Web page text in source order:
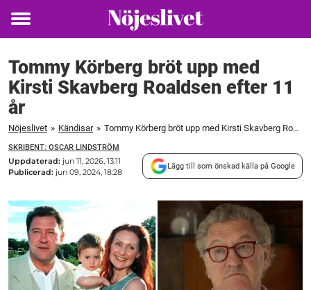
Toggle
Tommy Körberg bröt upp med
Kirsti Skavberg Roaldsen efter 11
år
Nöjeslivet » Kändisar » Tommy Körberg bröt upp med Kirsti Skavberg Roaldsen efter 11 år
SKRIBENT: OSCAR LINDSTRÖM
Uppdaterad: jun 11, 2026, 13:11
Publicerad: jun 09, 2024, 18:28
Lägg till som önskad källa på Google